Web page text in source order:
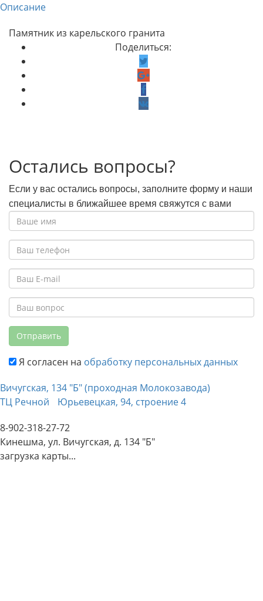
Описание
Памятник из карельского гранита
Поделиться:
Остались вопросы?
Если у вас остались вопросы, заполните форму и наши
специалисты в ближайшее время свяжутся с вами
Отправить
Я согласен на обработку персональных данных
Вичугская, 134 "Б" (проходная Молокозавода)
ТЦ Речной
Юрьевецкая, 94, строение 4
8-902-318-27-72
Кинешма, ул. Вичугская, д. 134 "Б"
загрузка карты...